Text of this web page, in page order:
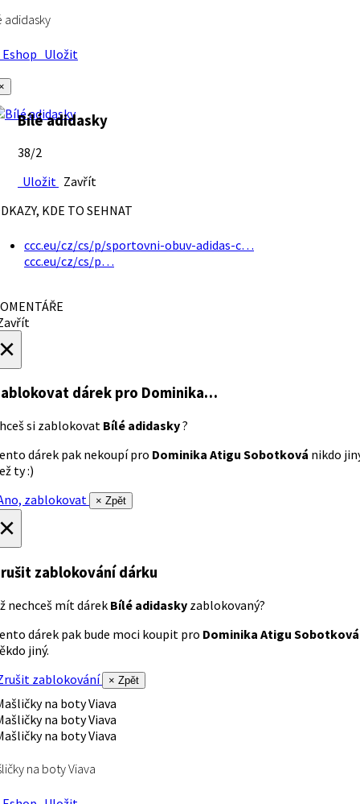
adidasky
Uložit
Bílé adidasky
38/2
Uložit Zavřít
KDE TO SEHNAT
ccc.eu/cz/cs/p/sportovni-obuv-adidas-c…
ccc.eu/cz/cs/p…
dárek pro Dominika…
si zablokovat Bílé adidasky?
dárek pak nekoupí pro Dominika Atigu Sobotková nikdo
ty :)
zablokovat
× Zpět
zablokování dárku
nechceš mít dárek Bílé adidasky zablokovaný?
dárek pak bude moci koupit pro Dominika Atigu Sobotková
jiný.
zablokování
× Zpět
na boty Viava